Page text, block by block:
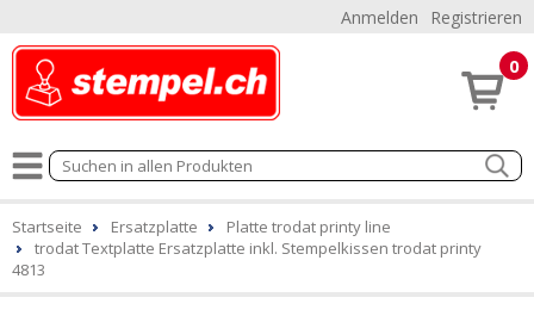
Anmelden Registrieren
0
Startseite Ersatzplatte
Platte trodat printy line
trodat Textplatte Ersatzplatte inkl. Stempelkissen trodat printy
4813